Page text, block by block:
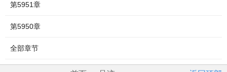
第5951章
第5950章
全部章节